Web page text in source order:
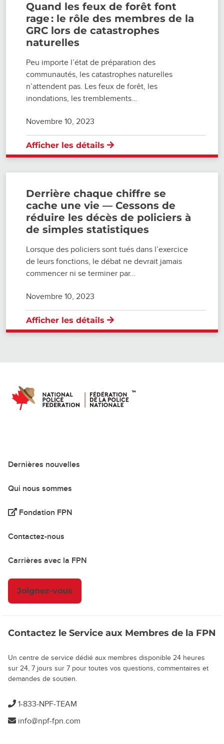
Quand les feux de forêt font
rage : le rôle des membres de la
GRC lors de catastrophes
naturelles
Peu importe l’état de préparation des
communautés, les catastrophes naturelles
n’attendent pas. Les feux de forêt, les
inondations, les tremblements…
Novembre 10, 2023
Afficher les détails
Derrière chaque chiffre se
cache une vie — Cessons de
réduire les décès de policiers à
de simples statistiques
Lorsque des policiers sont tués dans l’exercice
de leurs fonctions, le débat ne devrait jamais
commencer ni se terminer par…
Novembre 10, 2023
Afficher les détails
Dernières nouvelles
Qui nous sommes
Fondation FPN
Contactez-nous
Carrières avec la FPN
Joignez-vous
Contactez le Service aux Membres de la FPN
Un centre de service dédié aux membres disponible 24 heures
sur 24, 7 jours sur 7 pour toutes vos questions, commentaires et
demandes de soutien.
1-833-NPF-TEAM
info@npf-fpn.com